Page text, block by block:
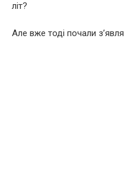
літ?
Але вже тоді почали